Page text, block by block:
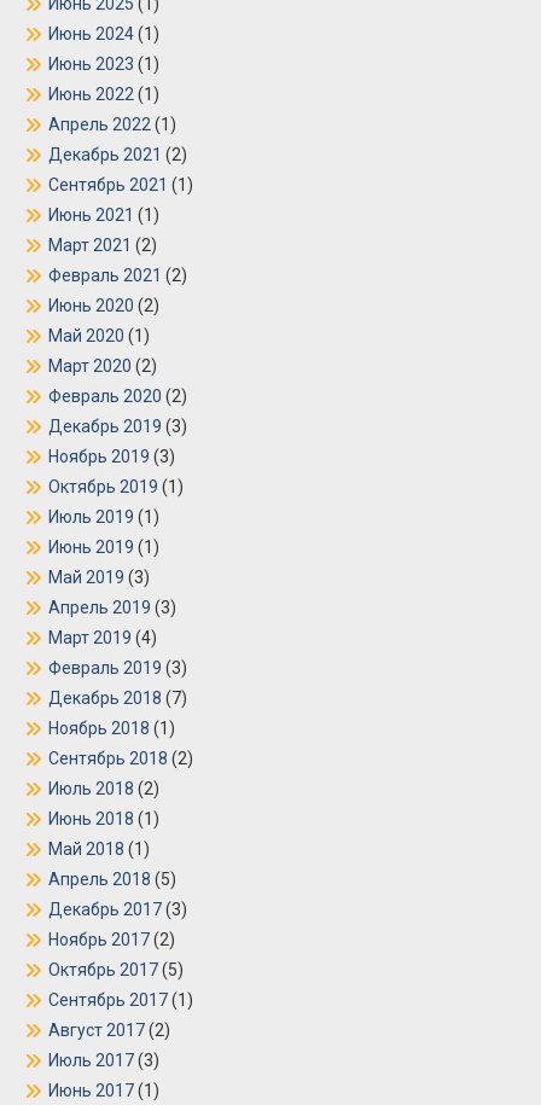
Июнь 2024(1)
Июнь 2023 (1)
Июнь 2022 (1)
Апрель 2022 (1)
Декабрь 2021 (2)
Сентябрь 2021 (1)
Июнь 2021 (1)
Март 2021 (2)
Февраль 2021 (2)
Июнь 2020 (2)
Май 2020 (1)
Март 2020 (2)
Февраль 2020 (2)
Декабрь 2019 (3)
Ноябрь 2019 (3)
Октябрь 2019 (1)
Июль 2019 (1)
Июнь 2019 (1)
Май 2019 (3)
Апрель 2019 (3)
Март 2019 (4)
Февраль 2019 (3)
Декабрь 2018 (7)
Ноябрь 2018 (1)
Сентябрь 2018 (2)
Июль 2018 (2)
Июнь 2018 (1)
Май 2018 (1)
Апрель 2018 (5)
Декабрь 2017(3)
Ноябрь 2017(2)
Октябрь 2017(5)
Сентябрь 2017(1)
Август 2017(2)
Июль 2017(3)
Июнь 2017(1)